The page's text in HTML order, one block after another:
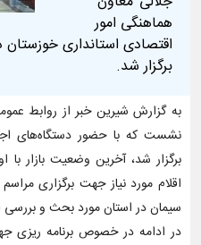
هماهنگی امور
اقتصادی استانداری
برگزار شد.
به گزارش شیرین خبر از روابط
نشست که با حضور دستگاه‌های
برگزار شد، آخرین وضعیت بازار با
اقلام مورد نیاز جهت برگزاری
سیمان در استان مورد بحث و بررسی
در ادامه در خصوص برنامه ریزی